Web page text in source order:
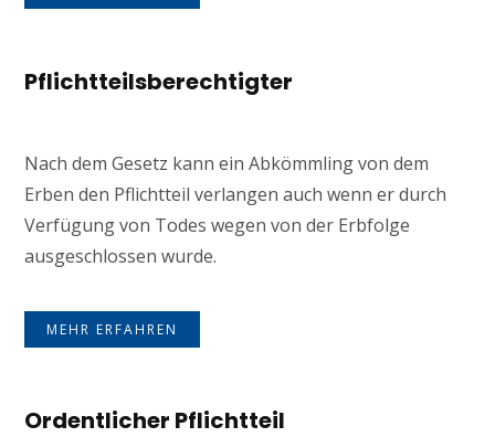
Pflichtteilsberechtigter
Nach dem Gesetz kann ein Abkömmling von dem
Erben den Pflichtteil verlangen auch wenn er durch
Verfügung von Todes wegen von der Erbfolge
ausgeschlossen wurde.
MEHR ERFAHREN
Ordentlicher Pflichtteil